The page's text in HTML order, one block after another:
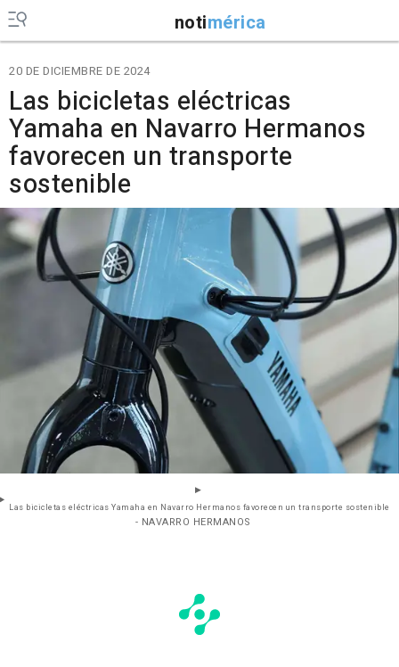
notimérica
20 DE DICIEMBRE DE 2024
Las bicicletas eléctricas
Yamaha en Navarro Hermanos
favorecen un transporte
sostenible
Las bicicletas eléctricas Yamaha en Navarro Hermanos favorecen un transporte sostenible
- NAVARRO HERMANOS